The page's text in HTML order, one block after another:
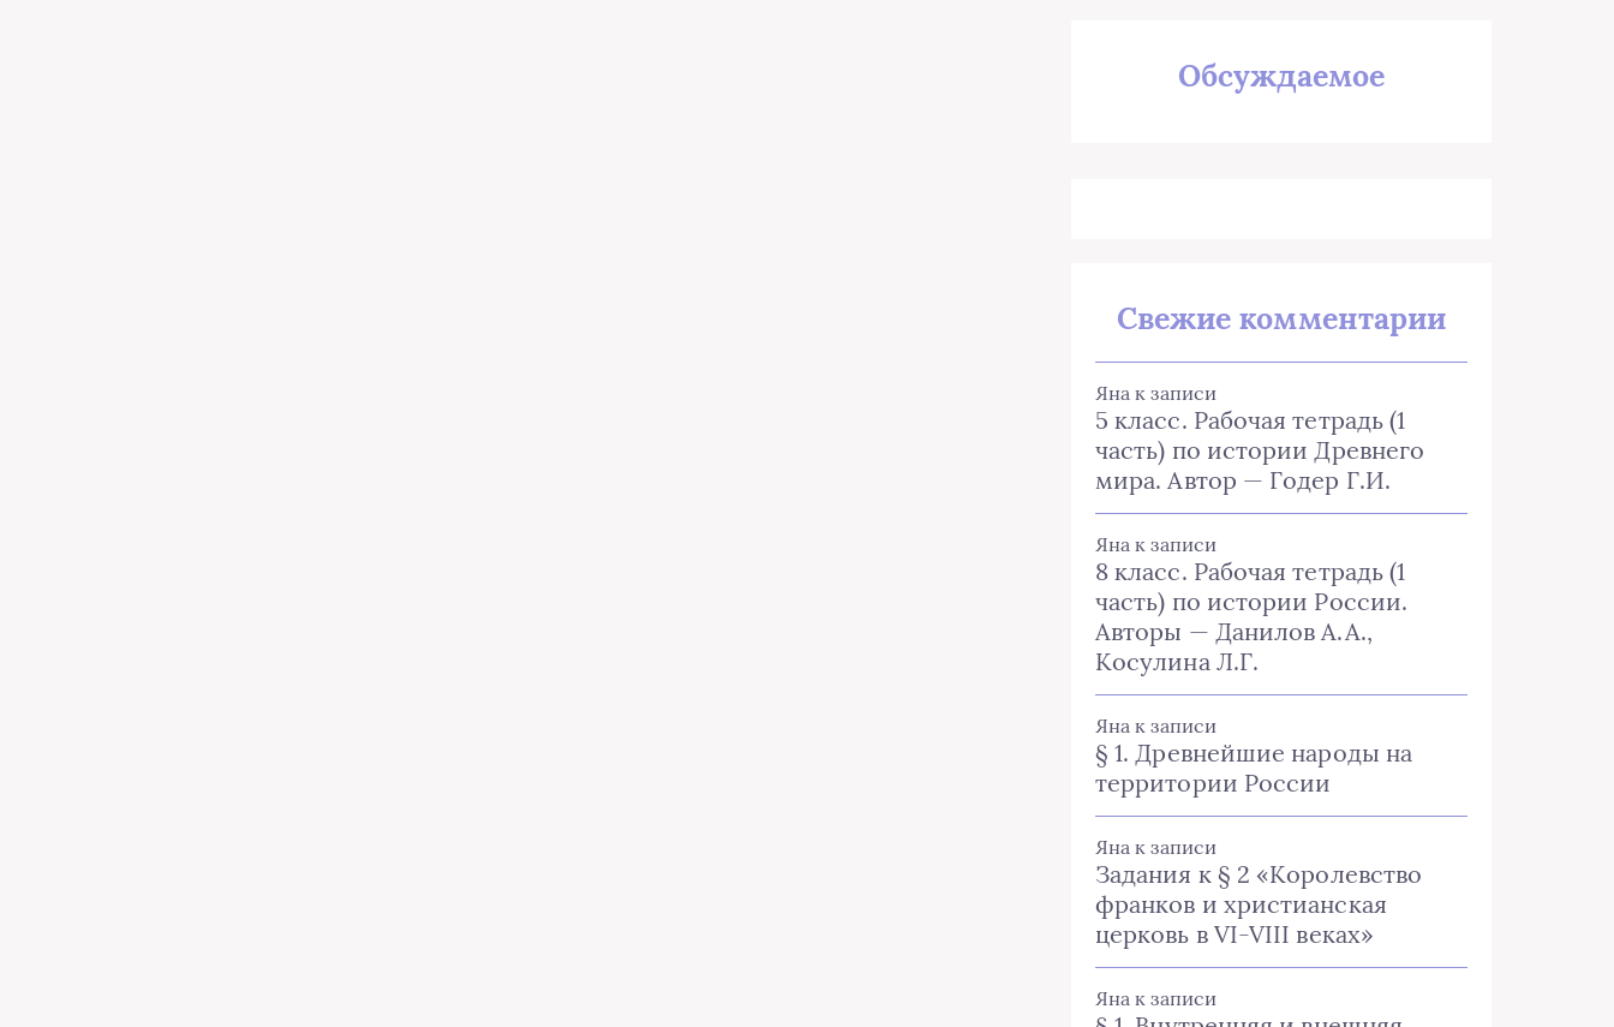
Обсуждаемое
Свежие комментарии
Яна к записи
5 класс. Рабочая тетрадь (1
часть) по истории Древнего
мира. Автор — Годер Г.И.
Яна к записи
8 класс. Рабочая тетрадь (1
часть) по истории России.
Авторы — Данилов А.А.,
Косулина Л.Г.
Яна к записи
§ 1. Древнейшие народы на
территории России
Яна к записи
Задания к § 2 «Королевство
франков и христианская
церковь в VI-VIII веках»
Яна к записи